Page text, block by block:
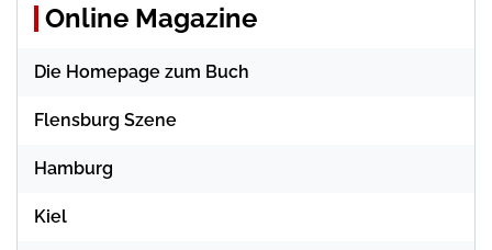
Online Magazine
Die Homepage zum Buch
Flensburg Szene
Hamburg
Kiel